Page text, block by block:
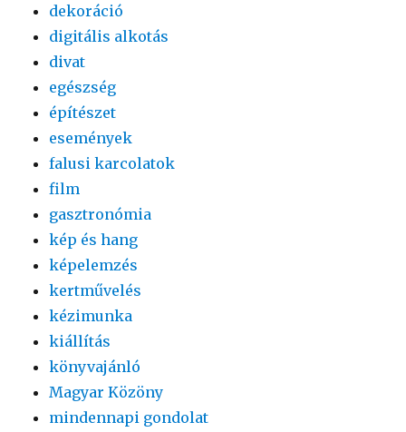
dekoráció
digitális alkotás
divat
egészség
építészet
események
falusi karcolatok
film
gasztronómia
kép és hang
képelemzés
kertművelés
kézimunka
kiállítás
könyvajánló
Magyar Közöny
mindennapi gondolat